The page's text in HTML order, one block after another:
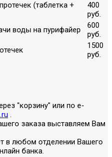
(таблетка +
400
руб.
воды на пурифайер
600
руб.
1500
руб.
"корзину" или по е-
.
заказа выставляем Вам
в любом отделении Вашего
банка.